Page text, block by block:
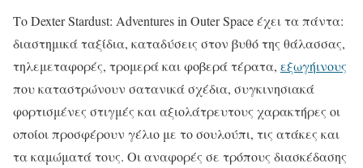
Το Dexter Stardust: Adventures in Outer Space έχει τα πάντα:
διαστημικά ταξίδια, καταδύσεις στον βυθό της θάλασσας,
τηλεμεταφορές, τρομερά και φοβερά τέρατα, εξωγήινους
που καταστρώνουν σατανικά σχέδια, συγκινησιακά
φορτισμένες στιγμές και αξιολάτρευτους χαρακτήρες οι
οποίοι προσφέρουν γέλιο με το σουλούπι, τις ατάκες και
τα καμώματά τους. Οι αναφορές σε τρόπους διασκέδασης